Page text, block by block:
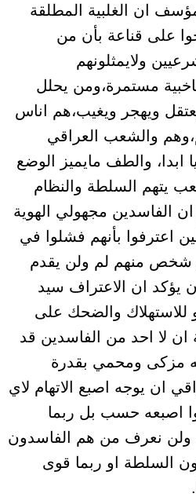
ان الغلبية المطلقة
على قناعة بأن من
ولايمثلونهم
مستمرة،ومن يحلل
ويهجر ويغيب،هم اناس
والشعب العراقي
ابدا، والطف مايميز الوضع
يتهم السلطة والنظام
الفاسدين مجهولي الهوية
اعترفوا بأنهم فشلوا في
شخص منهم لم ولن يقدم
يؤكد ان الاعتراف سيد
للاستهلاك والضحك على
لا احد من الفاسدين قد
مزكى ومحمي بقدرة
ان يوجه اصبع الاتهام لاي
اصبعه حسب بل ربما
ولن نعرف من هم الفاسدون
السلطة او ربما قوى